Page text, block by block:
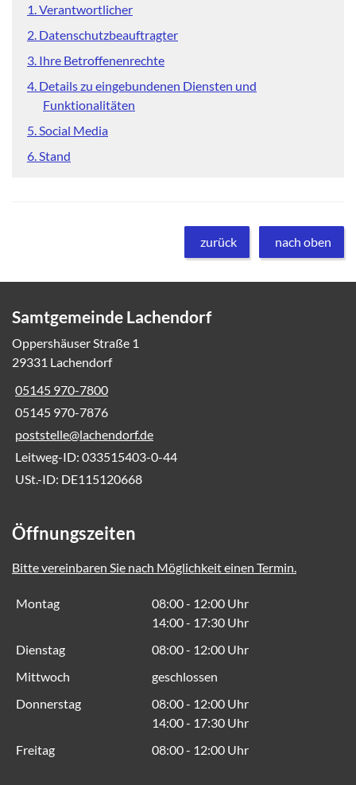
1. Verantwortlicher
2. Datenschutzbeauftragter
3. Ihre Betroffenenrechte
4. Details zu eingebundenen Diensten und
Funktionalitäten
5. Social Media
6. Stand
zurück nach oben
Samtgemeinde Lachendorf
Oppershäuser Straße 1
29331 Lachendorf
05145 970-7800
05145 970-7876
poststelle@lachendorf.de
Leitweg-ID: 033515403-0-44
USt.-ID: DE115120668
Öffnungszeiten
Bitte vereinbaren Sie nach Möglichkeit einen Termin.
Montag
08:00 - 12:00 Uhr
14:00 - 17:30 Uhr
Dienstag
08:00 - 12:00 Uhr
Mittwoch
geschlossen
Donnerstag
08:00 - 12:00 Uhr
14:00 - 17:30 Uhr
Freitag
08:00 - 12:00 Uhr